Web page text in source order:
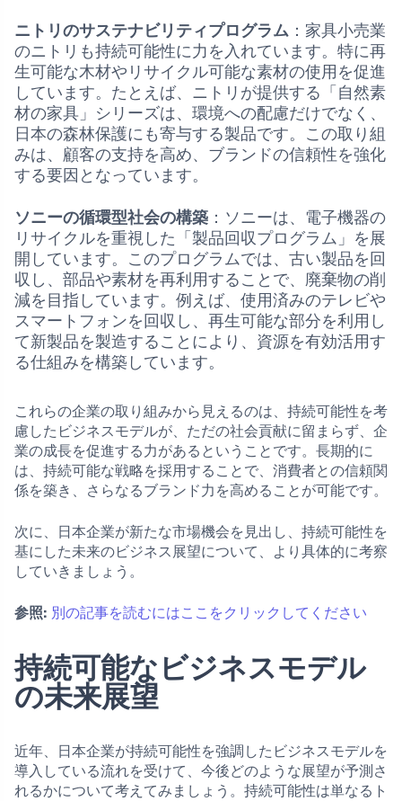
ニトリのサステナビリティプログラム ：家具小売業
のニトリも持続可能性に力を入れています。特に再
生可能な木材やリサイクル可能な素材の使用を促進
しています。たとえば、ニトリが提供する「自然素
材の家具」シリーズは、環境への配慮だけでなく、
日本の森林保護にも寄与する製品です。この取り組
みは、顧客の支持を高め、ブランドの信頼性を強化
する要因となっています。
ソニーの循環型社会の構築 ：ソニーは、電子機器の
リサイクルを重視した「製品回収プログラム」を展
開しています。このプログラムでは、古い製品を回
収し、部品や素材を再利用することで、廃棄物の削
減を目指しています。例えば、使用済みのテレビや
スマートフォンを回収し、再生可能な部分を利用し
て新製品を製造することにより、資源を有効活用す
る仕組みを構築しています。
これらの企業の取り組みから見えるのは、持続可能性を考
慮したビジネスモデルが、ただの社会貢献に留まらず、企
業の成長を促進する力があるということです。長期的に
は、持続可能な戦略を採用することで、消費者との信頼関
係を築き、さらなるブランド力を高めることが可能です。
次に、日本企業が新たな市場機会を見出し、持続可能性を
基にした未来のビジネス展望について、より具体的に考察
していきましょう。
参照: 別の記事を読むにはここをクリックしてください
持続可能なビジネスモデル
の未来展望
近年、日本企業が持続可能性を強調したビジネスモデルを
導入している流れを受けて、今後どのような展望が予測さ
れるかについて考えてみましょう。持続可能性は単なるト